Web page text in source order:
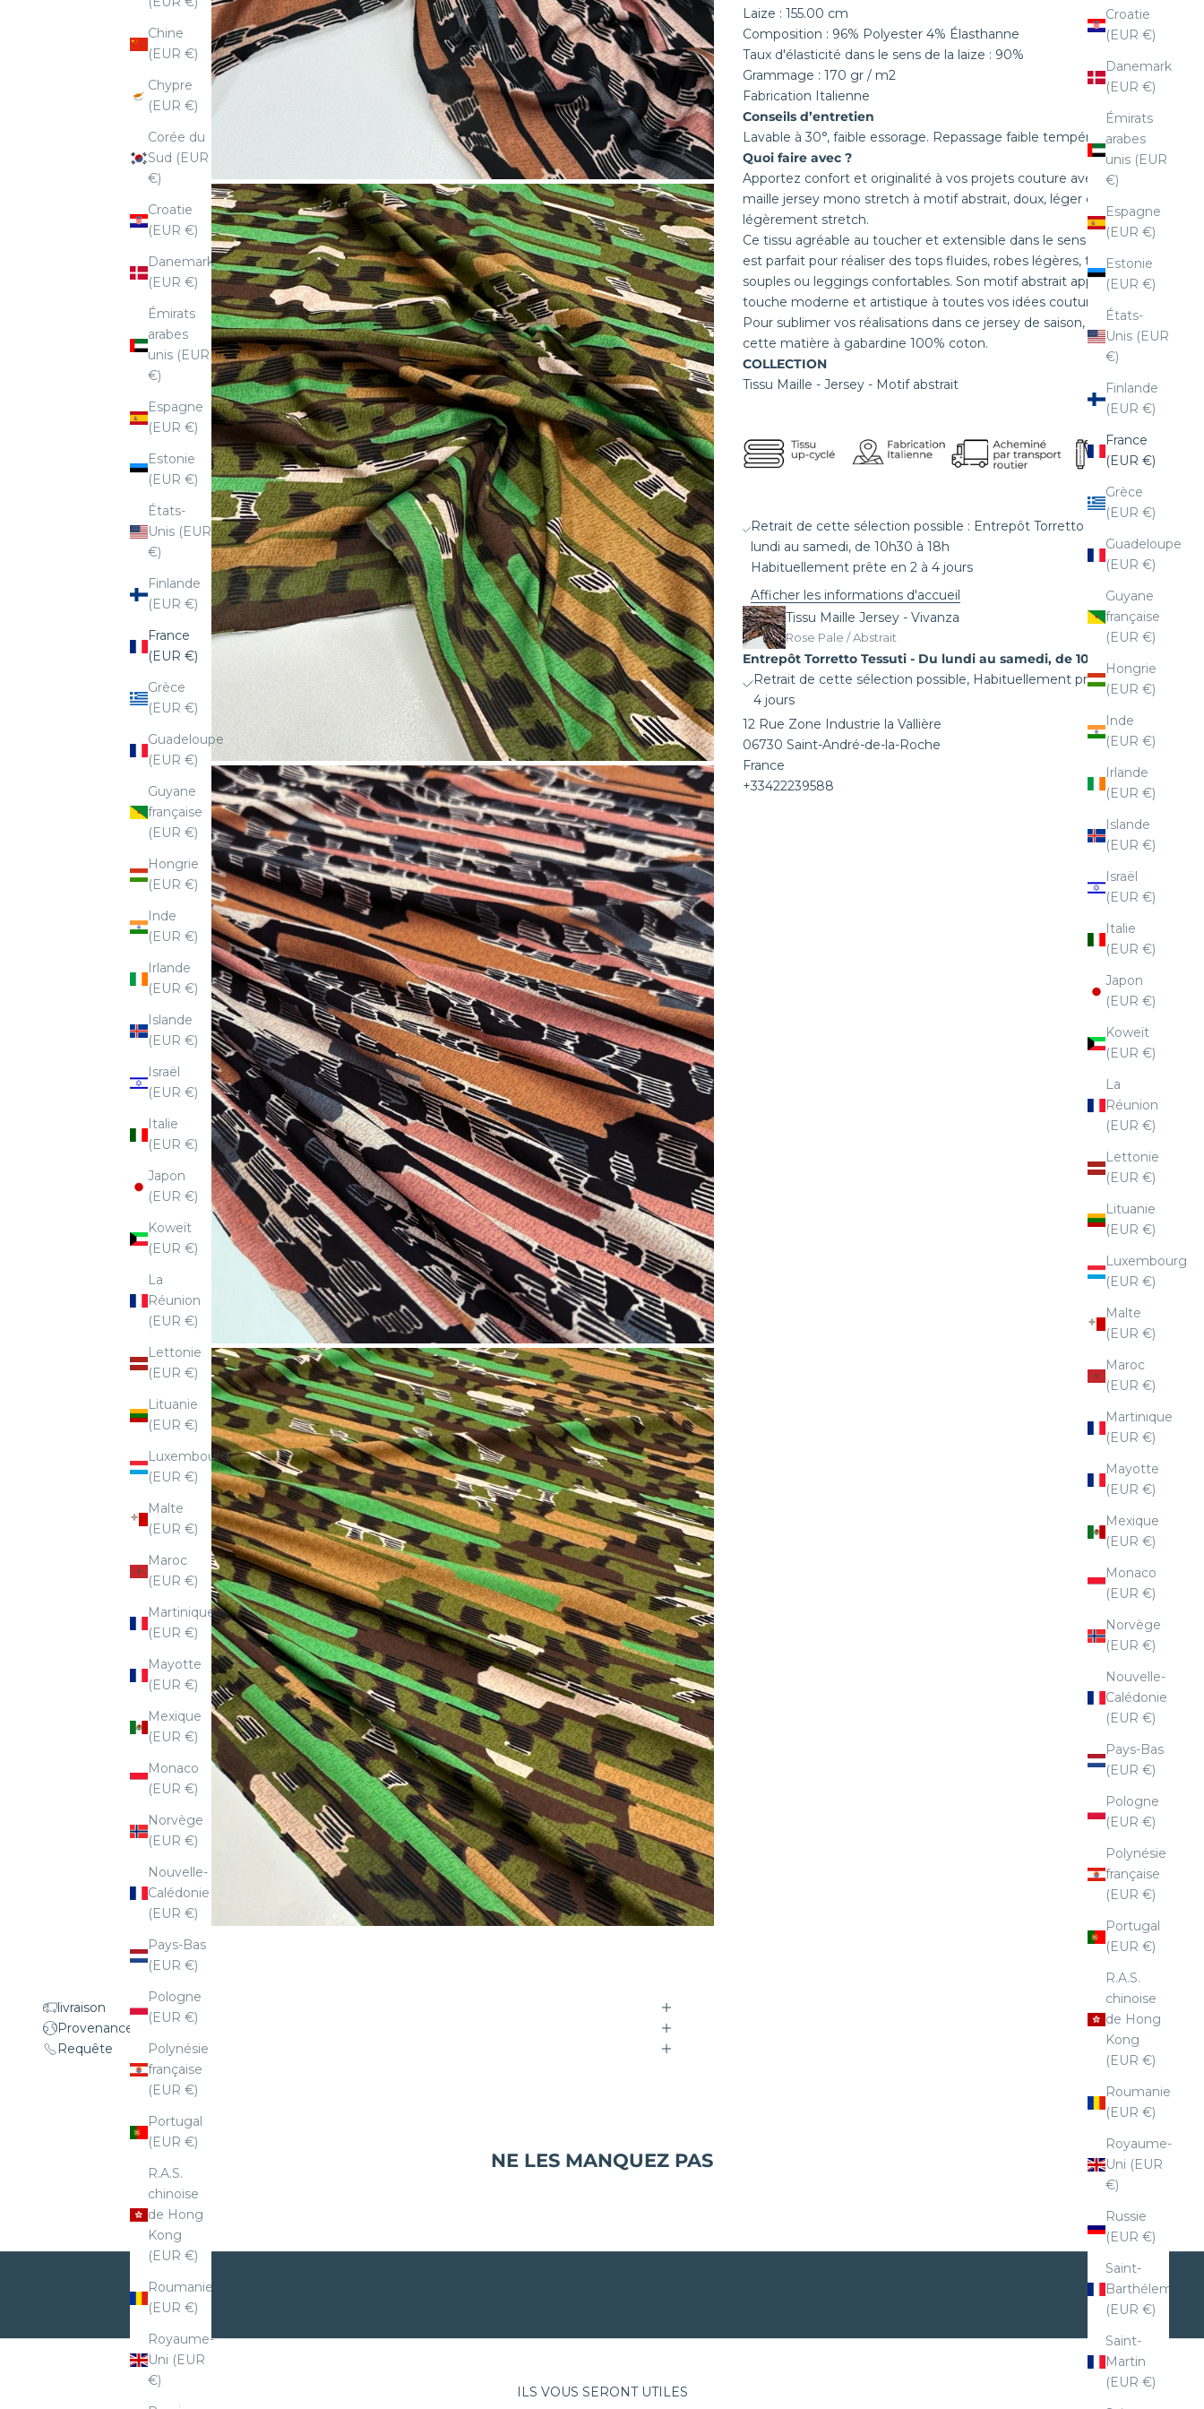
Croatie
(EUR €)
Danemark
(EUR €)
Émirats
arabes
unis (EUR
€)
Espagne
(EUR €)
Estonie
(EUR €)
États-
Unis (EUR
€)
Finlande
(EUR €)
France
(EUR €)
Grèce
(EUR €)
Guadeloupe
(EUR €)
Guyane
française
(EUR €)
Hongrie
(EUR €)
Inde
(EUR €)
Irlande
(EUR €)
Islande
(EUR €)
Israël
(EUR €)
Italie
(EUR €)
Japon
(EUR €)
Koweït
(EUR €)
La
Réunion
(EUR €)
Lettonie
(EUR €)
Lituanie
(EUR €)
Luxembourg
(EUR €)
Malte
(EUR €)
Maroc
(EUR €)
Martinique
(EUR €)
Mayotte
(EUR €)
Mexique
(EUR €)
Monaco
(EUR €)
Norvège
(EUR €)
Nouvelle-
Calédonie
(EUR €)
Pays-Bas
(EUR €)
Pologne
(EUR €)
Polynésie
française
(EUR €)
Portugal
(EUR €)
R.A.S.
chinoise
de Hong
Kong
(EUR €)
Roumanie
(EUR €)
Royaume-
Uni (EUR
€)
Russie
(EUR €)
Saint-
Barthélemy
(EUR €)
Saint-
Martin
(EUR €)
Chine
(EUR €)
Chypre
(EUR €)
Corée du
Sud (EUR
€)
Croatie
(EUR €)
Danemark
(EUR €)
Émirats
arabes
unis (EUR
€)
Espagne
(EUR €)
Estonie
(EUR €)
États-
Unis (EUR
€)
Finlande
(EUR €)
France
(EUR €)
Grèce
(EUR €)
Guadeloupe
(EUR €)
Guyane
française
(EUR €)
Hongrie
(EUR €)
Inde
(EUR €)
Irlande
(EUR €)
Islande
(EUR €)
Israël
(EUR €)
Italie
(EUR €)
Japon
(EUR €)
Koweït
(EUR €)
La
Réunion
(EUR €)
Lettonie
(EUR €)
Lituanie
(EUR €)
Luxembourg
(EUR €)
Malte
(EUR €)
Maroc
(EUR €)
Martinique
(EUR €)
Mayotte
(EUR €)
Mexique
(EUR €)
Monaco
(EUR €)
Norvège
(EUR €)
Nouvelle-
Calédonie
(EUR €)
Pays-Bas
(EUR €)
Pologne
(EUR €)
Polynésie
française
(EUR €)
Portugal
(EUR €)
R.A.S.
chinoise
de Hong
Kong
(EUR €)
Roumanie
(EUR €)
Royaume-
Uni (EUR
€)
Laize : 155.00 cm
Composition : 96% Polyester 4% Élasthanne
Taux d'élasticité dans le sens de la laize : 90%
Grammage : 170 gr / m2
Fabrication Italienne
Conseils d’entretien
Lavable à 30°, faible essorage. Repassage faible température.
Quoi faire avec ?
Apportez confort et originalité à vos projets couture avec cette
maille jersey mono stretch à motif abstrait, doux, léger et
légèrement stretch.
Ce tissu agréable au toucher et extensible dans le sens de la laize
est parfait pour réaliser des tops fluides, robes légères, t-shirts
souples ou leggings confortables. Son motif abstrait apporte une
touche moderne et artistique à toutes vos idées couture.
Pour sublimer vos réalisations dans ce jersey de saison, associez
cette matière à gabardine 100% coton.
COLLECTION
Tissu Maille - Jersey- Motif abstrait
Retrait de cette sélection possible : Entrepôt Torretto Tessuti - Du
lundi au samedi, de 10h30 à 18h
Habituellement prête en 2 à 4 jours
Afficher les informations d'accueil
Tissu Maille Jersey - Vivanza
Rose Pale / Abstrait
Entrepôt Torretto Tessuti - Du lundi au samedi, de 10h30 à 18h
Retrait de cette sélection possible, Habituellement prête en 2 à
4 jours
12 Rue Zone Industrie la Vallière
06730 Saint-André-de-la-Roche
France
+33422239588
livraison
Provenance
Requête
NE LES MANQUEZ PAS
ILS VOUS SERONT UTILES